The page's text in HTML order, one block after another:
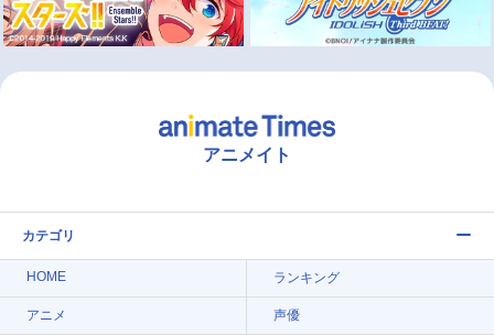
アニメイト
カテゴリ
HOME ランキング
アニメ 声優